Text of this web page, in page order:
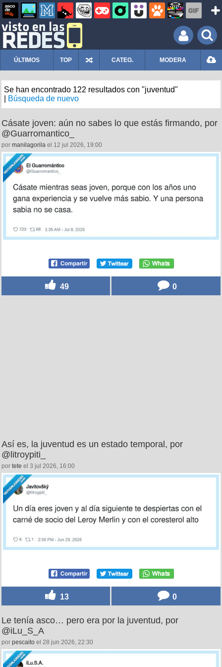
ÚLTIMOS TOP CATEG. MODERA
Se han encontrado 122 resultados con "juventud"
Búsqueda de nuevo
Cásate joven: aún no sabes lo que estás firmando, por
@Guarromantico_
por manilagorila el 12 jul 2026, 19:00
49 0
Así es, la juventud es un estado temporal, por
@litroypiti_
por tete el 3 jul 2026, 16:00
13 0
Le tenía asco… pero era por la juventud, por
@iLu_S_A
por pescaito el 28 jun 2026, 22:30